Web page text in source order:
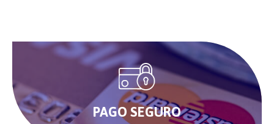
PAGO SEGURO